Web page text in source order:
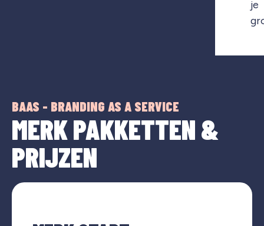
je
BAAS - BRANDING AS A SERVICE
MERK PAKKETTEN &
PRIJZEN